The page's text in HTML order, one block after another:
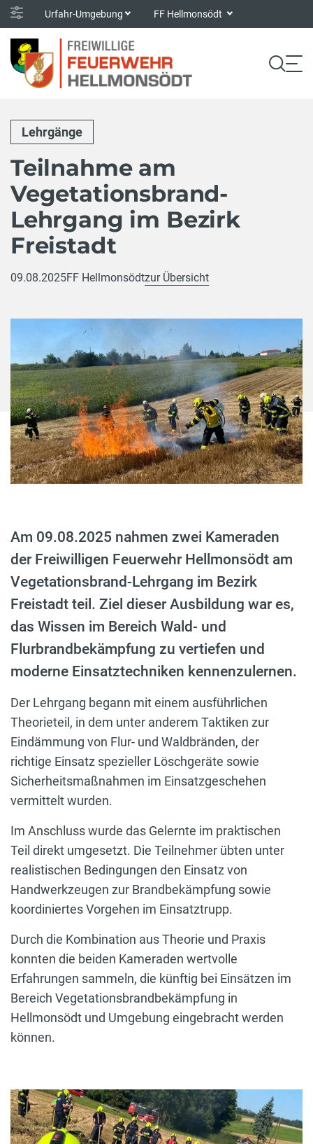
Urfahr-Umgebung FF Hellmonsödt
Lehrgänge
Teilnahme am
Vegetationsbrand-
Lehrgang im Bezirk
Freistadt
09.08.2025FF Hellmonsödtzur Übersicht
Am 09.08.2025 nahmen zwei Kameraden
der Freiwilligen Feuerwehr Hellmonsödt am
Vegetationsbrand-Lehrgang im Bezirk
Freistadt teil. Ziel dieser Ausbildung war es,
das Wissen im Bereich Wald- und
Flurbrandbekämpfung zu vertiefen und
moderne Einsatztechniken kennenzulernen.
Der Lehrgang begann mit einem ausführlichen
Theorieteil, in dem unter anderem Taktiken zur
Eindämmung von Flur- und Waldbränden, der
richtige Einsatz spezieller Löschgeräte sowie
Sicherheitsmaßnahmen im Einsatzgeschehen
vermittelt wurden.
Im Anschluss wurde das Gelernte im praktischen
Teil direkt umgesetzt. Die Teilnehmer übten unter
realistischen Bedingungen den Einsatz von
Handwerkzeugen zur Brandbekämpfung sowie
koordiniertes Vorgehen im Einsatztrupp.
Durch die Kombination aus Theorie und Praxis
konnten die beiden Kameraden wertvolle
Erfahrungen sammeln, die künftig bei Einsätzen im
Bereich Vegetationsbrandbekämpfung in
Hellmonsödt und Umgebung eingebracht werden
können.